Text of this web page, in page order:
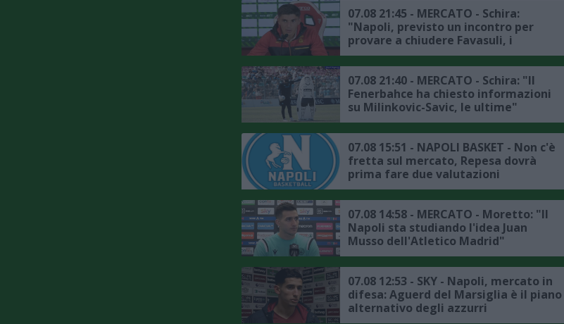
07.08 21:45 - MERCATO - Schira:
"Napoli, previsto un incontro per
provare a chiudere Favasuli, i
dettagli"
07.08 21:40 - MERCATO - Schira: "Il
Fenerbahce ha chiesto informazioni
su Milinkovic-Savic, le ultime"
07.08 15:51 - NAPOLI BASKET - Non c'è
fretta sul mercato, Repesa dovrà
prima fare due valutazioni
07.08 14:58 - MERCATO - Moretto: "Il
Napoli sta studiando l'idea Juan
Musso dell'Atletico Madrid"
07.08 12:53 - SKY - Napoli, mercato in
difesa: Aguerd del Marsiglia è il piano
alternativo degli azzurri